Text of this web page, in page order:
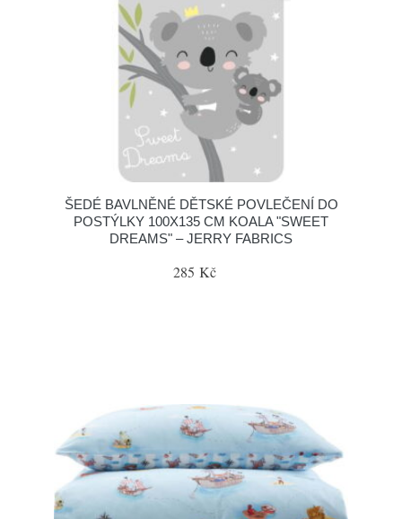
ŠEDÉ BAVLNĚNÉ DĚTSKÉ POVLEČENÍ DO
POSTÝLKY 100X135 CM KOALA "SWEET
DREAMS" – JERRY FABRICS
285 Kč